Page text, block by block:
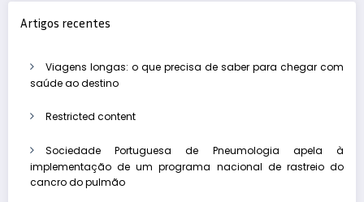
Artigos recentes
Viagens longas: o que precisa de saber para chegar com
saúde ao destino
Restricted content
Sociedade Portuguesa de Pneumologia apela à
implementação de um programa nacional de rastreio do
cancro do pulmão